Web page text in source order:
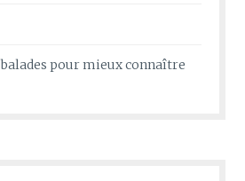
balades pour mieux connaître